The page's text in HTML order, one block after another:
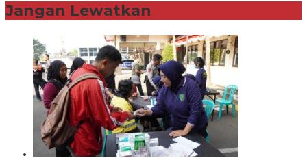
Jangan Lewatkan